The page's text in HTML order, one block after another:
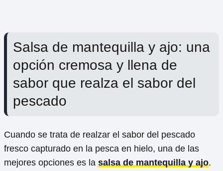
Salsa de mantequilla y ajo: una
opción cremosa y llena de
sabor que realza el sabor del
pescado
Cuando se trata de realzar el sabor del pescado
fresco capturado en la pesca en hielo, una de las
mejores opciones es la salsa de mantequilla y ajo.